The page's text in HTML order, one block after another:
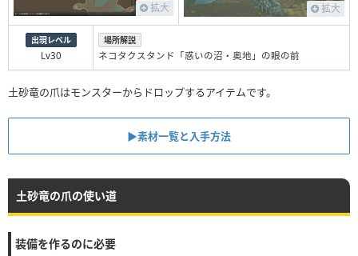
拡大 拡大
出現レベル
Lv30
場所解説
ネコタクスタンド「惑いの沼・奥地」の眼の前
土砂竜の爪はモンスターからドロップするアイテムです。
▶︎素材一覧と入手方法
土砂竜の爪の使い道
装備を作るのに必要